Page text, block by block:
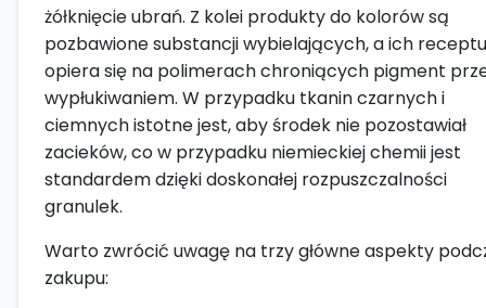
żółknięcie ubrań. Z kolei produkty do kolorów są
pozbawione substancji wybielających, a ich
opiera się na polimerach chroniących pigment
wypłukiwaniem. W przypadku tkanin czarnych i
ciemnych istotne jest, aby środek nie pozostawiał
zacieków, co w przypadku niemieckiej chemii jest
standardem dzięki doskonałej rozpuszczalności
granulek.
Warto zwrócić uwagę na trzy główne aspekty
zakupu: